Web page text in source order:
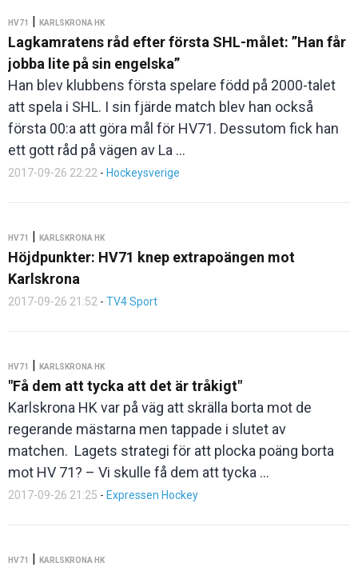
HV71 | KARLSKRONA HK
Lagkamratens råd efter första SHL-målet: ”Han får
jobba lite på sin engelska”
Han blev klubbens första spelare född på 2000-talet
att spela i SHL. I sin fjärde match blev han också
första 00:a att göra mål för HV71. Dessutom fick han
ett gott råd på vägen av La ...
2017-09-26 22:22 - Hockeysverige
HV71 | KARLSKRONA HK
Höjdpunkter: HV71 knep extrapoängen mot
Karlskrona
2017-09-26 21:52 - TV4 Sport
HV71 | KARLSKRONA HK
"Få dem att tycka att det är tråkigt"
Karlskrona HK var på väg att skrälla borta mot de
regerande mästarna men tappade i slutet av
matchen. Lagets strategi för att plocka poäng borta
mot HV 71? – Vi skulle få dem att tycka ...
2017-09-26 21:25 - Expressen Hockey
HV71 | KARLSKRONA HK